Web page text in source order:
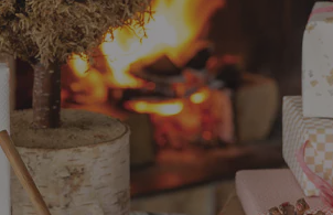
pain d'épices est à l'honneur, entouré de
chaque table en un ensemble douillet.